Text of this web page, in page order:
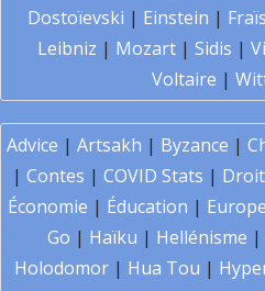
Dostoïevski | Einstein |
Leibniz | Mozart | Sidis |
Voltaire |
Advice | Artsakh | Byzance |
| Contes | COVID Stats |
Économie | Éducation | Europe
Go | Haïku | Hellénisme |
Holodomor | Hua Tou |